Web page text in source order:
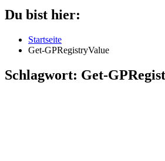
Du bist hier:
Startseite
Get-GPRegistryValue
Schlagwort: Get-